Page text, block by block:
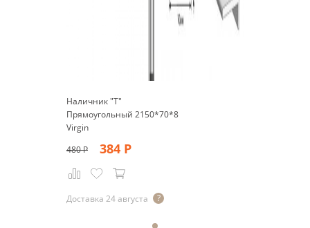
Наличник "Т"
Прямоугольный 2150*70*8
Virgin
480Р 384 Р
Доставка 24 августа